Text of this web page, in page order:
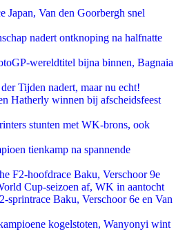
Japan, Van den Goorbergh snel
nadert ontknoping na halfnatte
wereldtitel bijna binnen, Bagnaia
Tijden nadert, maar nu echt!
Hatherly winnen bij afscheidsfeest
stunten met WK-brons, ook
tienkamp na spannende
F2-hoofdrace Baku, Verschoor 9e
Cup-seizoen af, WK in aantocht
sprintrace Baku, Verschoor 6e en Van
kogelstoten, Wanyonyi wint